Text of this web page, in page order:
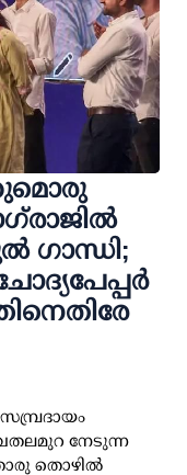
ഗാന്ധി;
നേടുന്ന
തൊഴില്‍